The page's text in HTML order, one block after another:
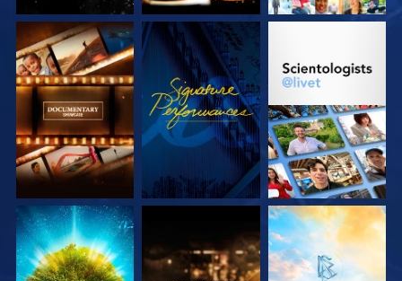
UTFORSKA
SERIEN
TITTA
UTFORSKA
UTFORSKA
UTFORSKA
UTFORSKA